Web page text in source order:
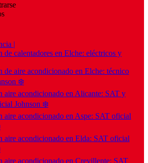
|
de calentadores en Elche: eléctricos y
de aire acondicionado en Elche: técnico
❄️
aire acondicionado en Alicante: SAT y
Johnson ❄️
aire acondicionado en Aspe: SAT oficial
aire acondicionado en Elda: SAT oficial
aire acondicionado en Crevillente: SAT